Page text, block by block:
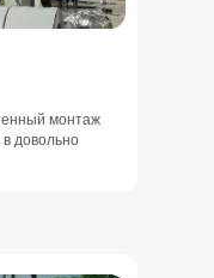
монтаж
довольно